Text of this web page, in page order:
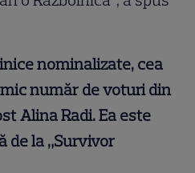
nominalizate, cea
număr de voturi din
Alina Radi. Ea este
de la „Survivor